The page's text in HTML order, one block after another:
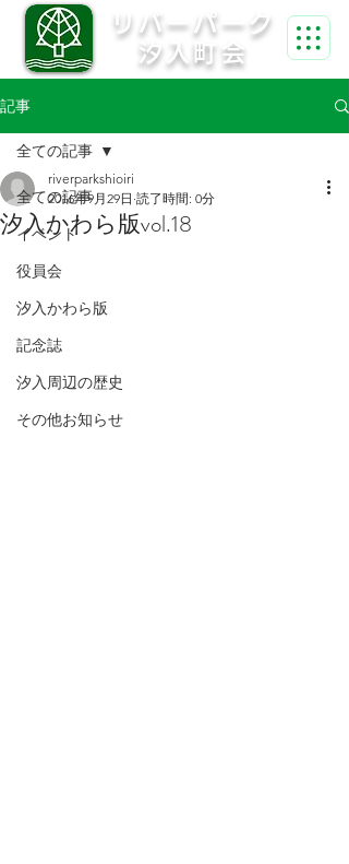
リバーパーク
汐入町会
記事
全ての記事
イベント
役員会
汐入かわら版
記念誌
汐入周辺の歴史
その他お知らせ
全ての記事
汐入かわら版vol.18
riverparkshioiri
2016年9月29日 読了時間: 0分